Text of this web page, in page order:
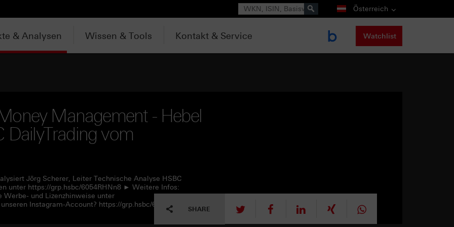
Suche Österreich
& Analysen Wissen & Tools Kontakt & Service Watchlist
Management - Hebel
DailyTrading vom
Jörg Scherer, Leiter Technische Analyse HSBC
unter https://grp.hsbc/6054RHNn8 ► Weitere Infos:
und Lizenzhinweise unter
Instagram-Account? https://grp.hsbc/6057RHNn1
SHARE tweet mitteilen